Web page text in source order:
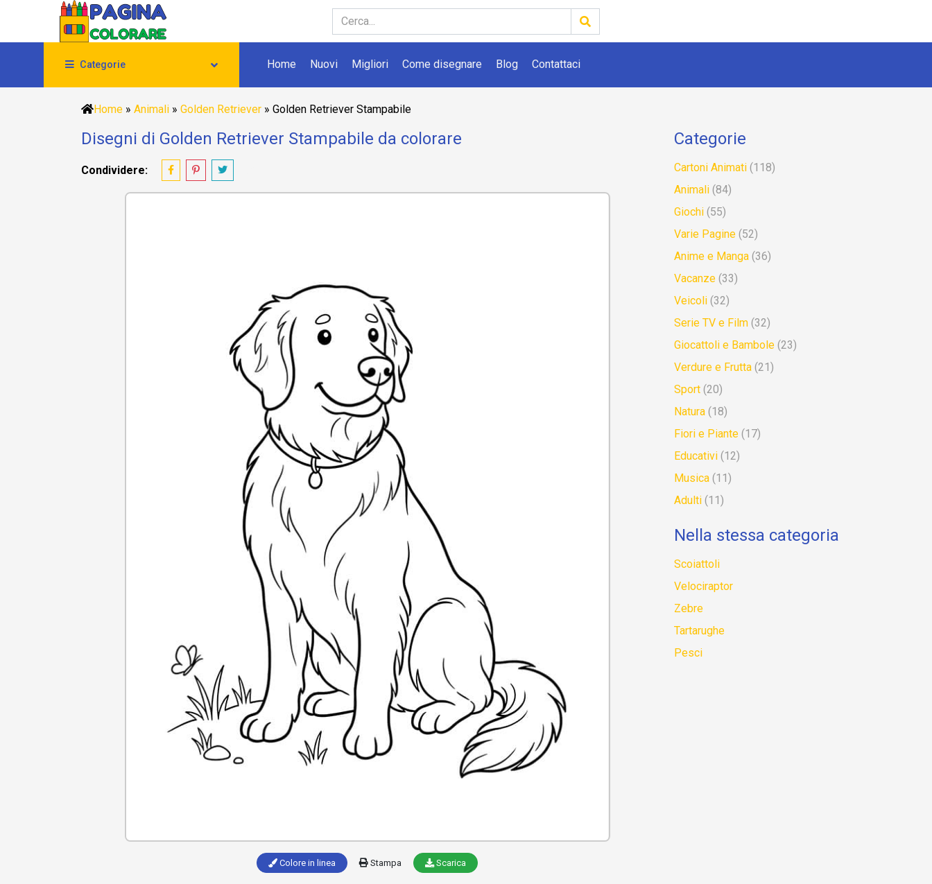
Categorie Home Nuovi Migliori Come disegnare Blog Contattaci
Home » Animali » Golden Retriever » Golden Retriever Stampabile
Disegni di Golden Retriever Stampabile da colorare
Condividere:
Colore in linea Stampa Scarica
Categorie
Cartoni Animati (118)
Animali (84)
Giochi (55)
Varie Pagine (52)
Anime e Manga (36)
Vacanze (33)
Veicoli (32)
Serie TV e Film (32)
Giocattoli e Bambole (23)
Verdure e Frutta (21)
Sport (20)
Natura (18)
Fiori e Piante (17)
Educativi (12)
Musica (11)
Adulti (11)
Nella stessa categoria
Scoiattoli
Velociraptor
Zebre
Tartarughe
Pesci